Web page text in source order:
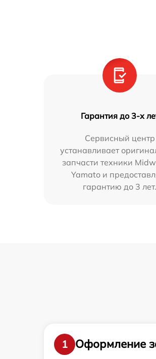
Гарантия до 3-х
Сервисный центр
устанавливает
запчасти техники
Yamato и
гарантию до 3 лет.
1
Оформление